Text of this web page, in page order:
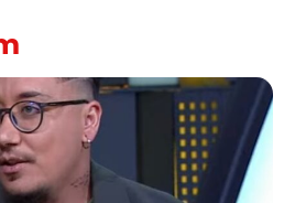
Caê Vasconcelos e repúdio aos